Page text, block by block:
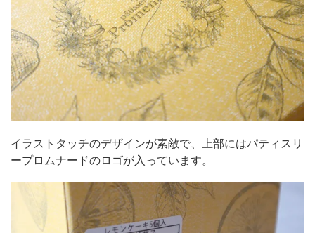
イラストタッチのデザインが素敵で、上部にはパティスリ
ープロムナードのロゴが入っています。